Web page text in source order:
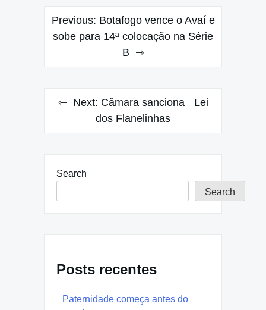
Post
navigation
Previous: Botafogo vence o Avaí e
sobe para 14ª colocação na Série
B
Next: Câmara sanciona Lei
dos Flanelinhas
Search
Search
Posts recentes
Paternidade começa antes do